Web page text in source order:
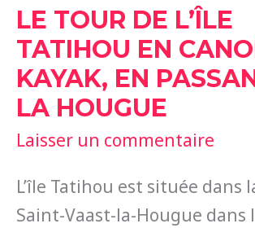
LE TOUR DE L’ÎLE
TATIHOU EN
KAYAK, EN
LA HOUGUE
Laisser un commentaire
L’île Tatihou est située dans
Saint-Vaast-la-Hougue dans